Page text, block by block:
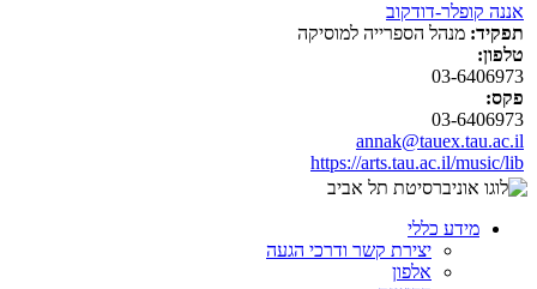
אננה קופלר-דודקוב
תפקיד: מנהל הספרייה למוסיקה
טלפון:
03-6406973
פקס:
03-6406973
annak@tauex.tau.ac.il
https://arts.tau.ac.il/music/lib
מידע כללי
יצירת קשר ודרכי הגעה
אלפון